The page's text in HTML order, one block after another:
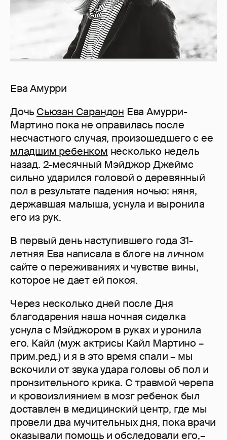
Ева Амурри
Дочь Сьюзан Сарандон Ева Амурри-
Мартино пока не оправилась после
несчастного случая, произошедшего с ее
младшим ребенком несколько недель
назад. 2-месячный Мэйджор Джеймс
сильно ударился головой о деревянный
пол в результате падения ночью: няня,
державшая малыша, уснула и выронила
его из рук.
В первый день наступившего года 31-
летняя Ева написала в блоге на личном
сайте о переживаниях и чувстве вины,
которое не дает ей покоя.
Через несколько дней после Дня
благодарения наша ночная сиделка
уснула с Мэйджором в руках и уронила
его. Кайл (муж актрисы Кайл Мартино –
прим.ред.) и я в это время спали – мы
вскочили от звука удара головы об пол и
пронзительного крика. С травмой черепа
и кровоизлиянием в мозг ребенок был
доставлен в медицинский центр, где мы
провели два мучительных дня, пока врачи
оказывали помощь и обследовали его,–